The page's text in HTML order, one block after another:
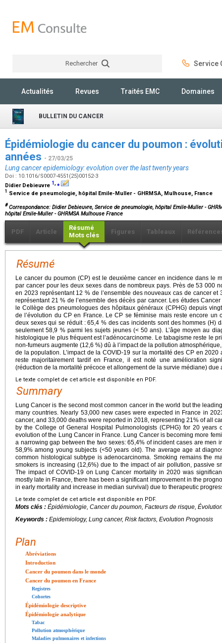
Rechercher Service
Actualités Revues Traités EMC Domaines
BULLETIN DU CANCER
Épidémiologie du cancer du poumon :
années - 27/03/25
Lung cancer epidemiology: evolution over the last twenty years
Doi : 10.1016/S0007-4551(25)00152-3
Didier Debieuvre 1,⁎
1 Service de pneumologie, hôpital Emile-Muller - GHRMSA, Mulhouse, France
#Correspondance: Didier Debieuvre, Service de pneumologie, hôpital Emile-Muller -
hôpital Emile-Muller - GHRMSA Mulhouse France
PDF Article
Résumé
Mots clés
Figures Tableaux
Résumé
Le cancer du poumon (CP) est le deuxième cancer en incidence dans le
par cancer pour les deux sexes dans de nombreux pays. Près de 53 000
en 2023 représentant 12 % de l’ensemble des nouveaux cas de cancer
représentant 21 % de l’ensemble des décès par cancer. Les études
le Collège des pneumologues des hôpitaux généraux (CPHG) depuis
de l’évolution du CP en France. Le CP se féminise mais reste encore un
deux sexes qui se réduit : 65,4 % des cas incidents sont des hommes (H)
seulement 58,9 % parmi les sujets jeunes (< 50 ans). L’âge moyen au
histologique le plus fréquent est l’adénocarcinome. Le tabagisme reste le
non-fumeurs augmente (12,6 %) dû à l’impact de la pollution
de la population. L’impact de la COVID-19 sur la mortalité des CP en
reste majoritairement tardif en France, il est noté une amélioration
(réduction de la mortalité précoce et allongement de la survie médiane) due
Le texte complet de cet article est disponible en PDF.
Summary
Lung Cancer is the second most common cancer in the world but the
many countries. Nearly 53,000 new cases were expected in France in
cancer, and 33,000 deaths were reported in 2018, representing 21% of all
by the College of General Hospital Pulmonologists (CPHG) for 20 years
evolution of the Lung Cancer in France. Lung Cancer is becoming more
a narrowing gap between the two sexes: 65,4% of incident cases are men
58,9% among young subjects (<50 years old). The average age at
common histological subtype is adenocarcinoma. Smoking remains the
smokers is increasing (12,6%) due to the impact of air pollution, passive
The impact of COVID-19 on Lung Cancer mortality in 2020 was
mostly late in France, there has been a significant improvement in the
in early mortality and increase in median survival) due to therapeutic
Le texte complet de cet article est disponible en PDF.
Mots clés : Épidémiologie, Cancer du poumon, Facteurs de risque,
Keywords : Epidemiology, Lung cancer, Risk factors, Evolution Prognosis
Plan
Abréviations
Introduction
Cancer du poumon dans le monde
Cancer du poumon en France
Registres
Cohortes
Épidémiologie descriptive
Épidémiologie analytique
Tabac
Pollution atmosphérique
Maladies pulmonaires et infections